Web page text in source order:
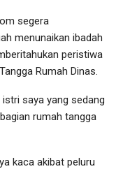
segera
menunaikan ibadah
peristiwa
Rumah Dinas.
saya yang sedang
rumah tangga
kaca akibat peluru